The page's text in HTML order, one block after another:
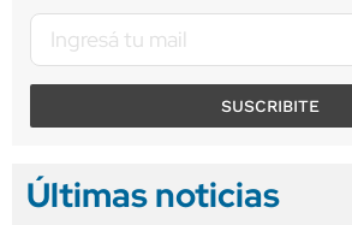
SUSCRIBITE
Últimas noticias